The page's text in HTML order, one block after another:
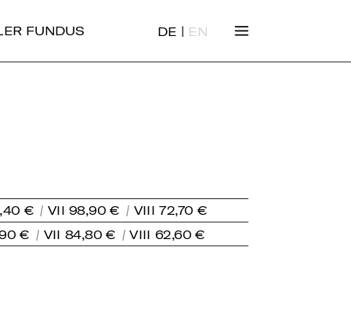
FUNDUS DE | EN
€ VII 98,90 € VIII 72,70 €
€ VII 84,80 € VIII 62,60 €